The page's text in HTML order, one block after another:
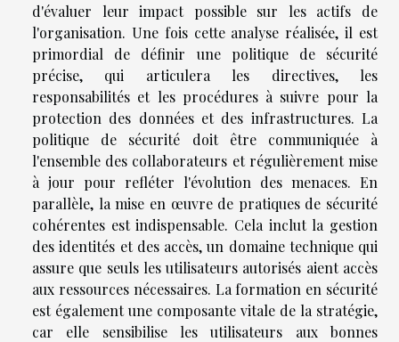
d'évaluer leur impact possible sur les actifs de
l'organisation. Une fois cette analyse réalisée, il est
primordial de définir une politique de sécurité
précise, qui articulera les directives, les
responsabilités et les procédures à suivre pour la
protection des données et des infrastructures. La
politique de sécurité doit être communiquée à
l'ensemble des collaborateurs et régulièrement mise
à jour pour refléter l'évolution des menaces. En
parallèle, la mise en œuvre de pratiques de sécurité
cohérentes est indispensable. Cela inclut la gestion
des identités et des accès, un domaine technique qui
assure que seuls les utilisateurs autorisés aient accès
aux ressources nécessaires. La formation en sécurité
est également une composante vitale de la stratégie,
car elle sensibilise les utilisateurs aux bonnes